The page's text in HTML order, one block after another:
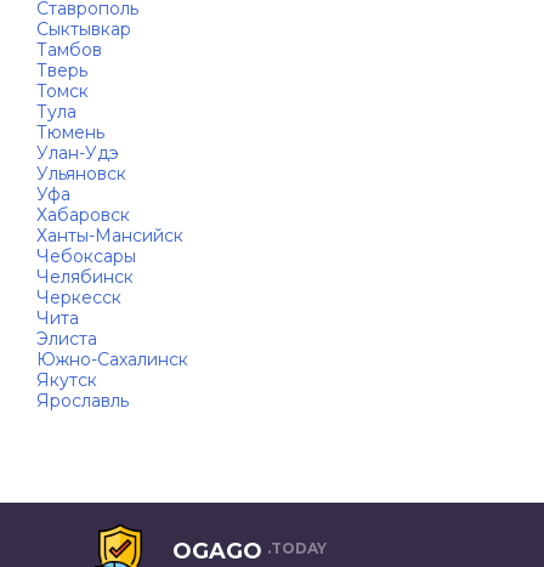
Ставрополь
Сыктывкар
Тамбов
Тверь
Томск
Тула
Тюмень
Улан-Удэ
Ульяновск
Уфа
Хабаровск
Ханты-Мансийск
Чебоксары
Челябинск
Черкесск
Чита
Элиста
Южно-Сахалинск
Якутск
Ярославль
OGAGO .TODAY